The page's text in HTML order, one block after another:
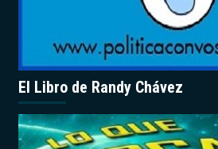
El Libro de Randy Chávez